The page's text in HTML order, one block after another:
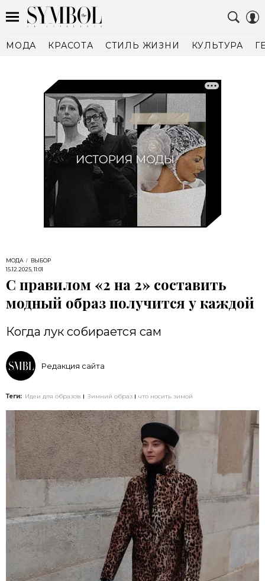
МОДА КРАСОТА СТИЛЬ ЖИЗНИ КУЛЬТУРА
МОДА
ВЫБОР
15.12.2025, 11:01
С правилом «2 на 2» составить
модный образ получится у каждой
Когда лук собирается сам
Редакция сайта
Теги: Идеи для образов Зимний образ что носить зимой